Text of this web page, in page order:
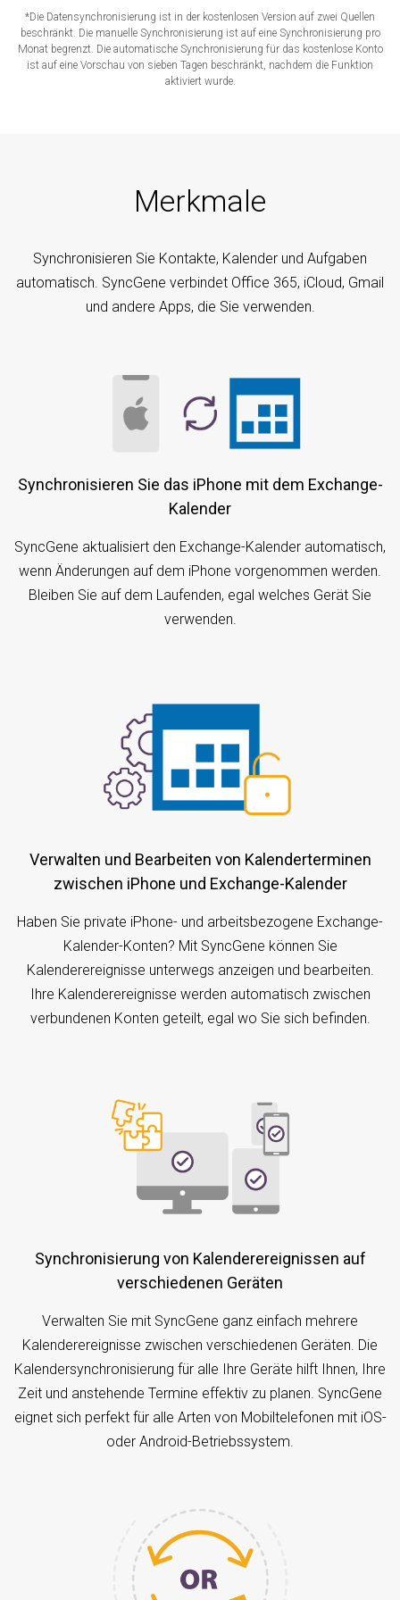
*Die Datensynchronisierung ist in der kostenlosen Version auf zwei Quellen
beschränkt. Die manuelle Synchronisierung ist auf eine Synchronisierung pro
Monat begrenzt. Die automatische Synchronisierung für das kostenlose Konto
ist auf eine Vorschau von sieben Tagen beschränkt, nachdem die Funktion
aktiviert wurde.
Merkmale
Synchronisieren Sie Kontakte, Kalender und Aufgaben
automatisch. SyncGene verbindet Office 365, iCloud, Gmail
und andere Apps, die Sie verwenden.
Synchronisieren Sie das iPhone mit dem Exchange-
Kalender
SyncGene aktualisiert den Exchange-Kalender automatisch,
wenn Änderungen auf dem iPhone vorgenommen werden.
Bleiben Sie auf dem Laufenden, egal welches Gerät Sie
verwenden.
Verwalten und Bearbeiten von Kalenderterminen
zwischen iPhone und Exchange-Kalender
Haben Sie private iPhone- und arbeitsbezogene Exchange-
Kalender-Konten? Mit SyncGene können Sie
Kalenderereignisse unterwegs anzeigen und bearbeiten.
Ihre Kalenderereignisse werden automatisch zwischen
verbundenen Konten geteilt, egal wo Sie sich befinden.
Synchronisierung von Kalenderereignissen auf
verschiedenen Geräten
Verwalten Sie mit SyncGene ganz einfach mehrere
Kalenderereignisse zwischen verschiedenen Geräten. Die
Kalendersynchronisierung für alle Ihre Geräte hilft Ihnen, Ihre
Zeit und anstehende Termine effektiv zu planen. SyncGene
eignet sich perfekt für alle Arten von Mobiltelefonen mit iOS-
oder Android-Betriebssystem.